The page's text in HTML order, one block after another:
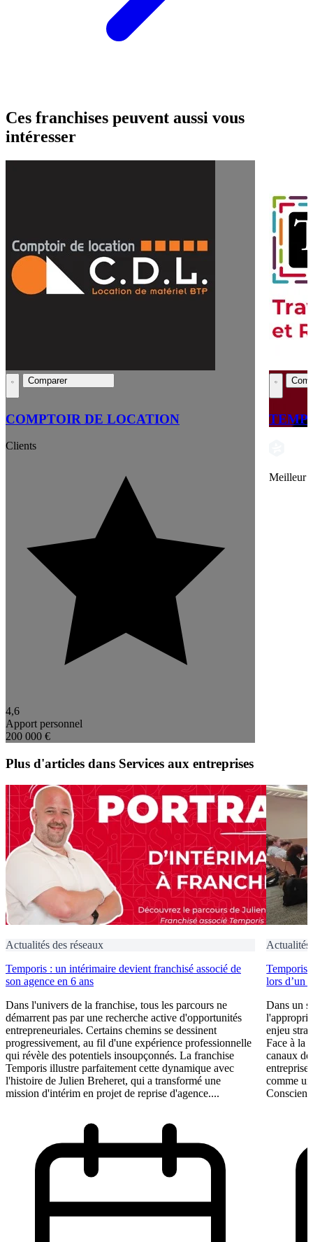
Ces franchises peuvent aussi vous
intéresser
Comparer
COMPTOIR DE LOCATION
Clients
4,6
Apport personnel
200 000 €
Meilleur
Plus d'articles dans Services aux entreprises
Actualités des réseaux
Temporis : un intérimaire devient franchisé associé de
son agence en 6 ans
Dans l'univers de la franchise, tous les parcours ne
démarrent pas par une recherche active d'opportunités
entrepreneuriales. Certains chemins se dessinent
progressivement, au fil d'une expérience professionnelle
qui révèle des potentiels insoupçonnés. La franchise
Temporis illustre parfaitement cette dynamique avec
l'histoire de Julien Breheret, qui a transformé une
mission d'intérim en projet de reprise d'agence....
Actualités
Temporis
lors d’un
Dans un
enjeu
Face à la
canaux
comme
Conscient